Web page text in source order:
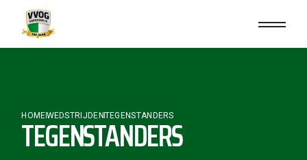
content
HOMEWEDSTRIJDEN TEGENSTANDERS
TEGENSTANDERS